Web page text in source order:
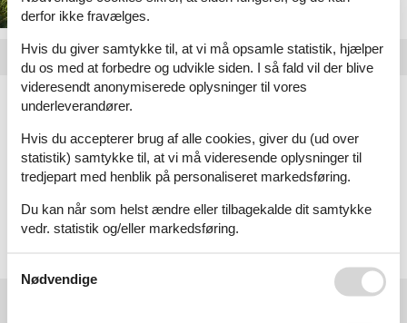
Artikeltyper
Sommerhus
Alle
Frankrig
derfor ikke fravælges.
Hvis du giver samtykke til, at vi må opsamle statistik, hjælper
du os med at forbedre og udvikle siden. I så fald vil der blive
videresendt anonymiserede oplysninger til vores
underleverandører.
Hvis du accepterer brug af alle cookies, giver du (ud over
statistik) samtykke til, at vi må videresende oplysninger til
tredjepart med henblik på personaliseret markedsføring.
Du kan når som helst ændre eller tilbagekalde dit samtykke
vedr. statistik og/eller markedsføring.
Nødvendige